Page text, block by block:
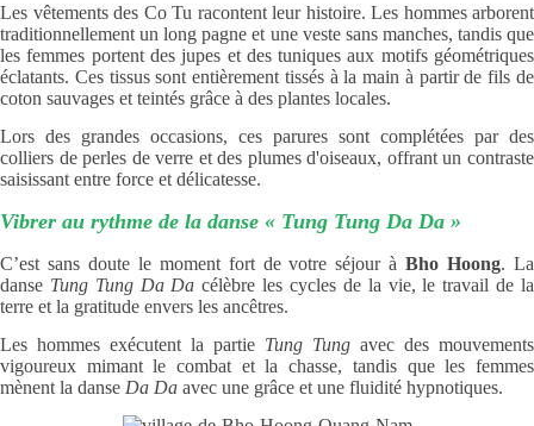
Les vêtements des Co Tu racontent leur histoire. Les hommes arborent
traditionnellement un long pagne et une veste sans manches, tandis que
les femmes portent des jupes et des tuniques aux motifs géométriques
éclatants. Ces tissus sont entièrement tissés à la main à partir de fils de
coton sauvages et teintés grâce à des plantes locales.
Lors des grandes occasions, ces parures sont complétées par des
colliers de perles de verre et des plumes d'oiseaux, offrant un contraste
saisissant entre force et délicatesse.
Vibrer au rythme de la danse « Tung Tung Da Da »
C’est sans doute le moment fort de votre séjour à Bho Hoong. La
danse Tung Tung Da Da célèbre les cycles de la vie, le travail de la
terre et la gratitude envers les ancêtres.
Les hommes exécutent la partie Tung Tung avec des mouvements
vigoureux mimant le combat et la chasse, tandis que les femmes
mènent la danse Da Da avec une grâce et une fluidité hypnotiques.